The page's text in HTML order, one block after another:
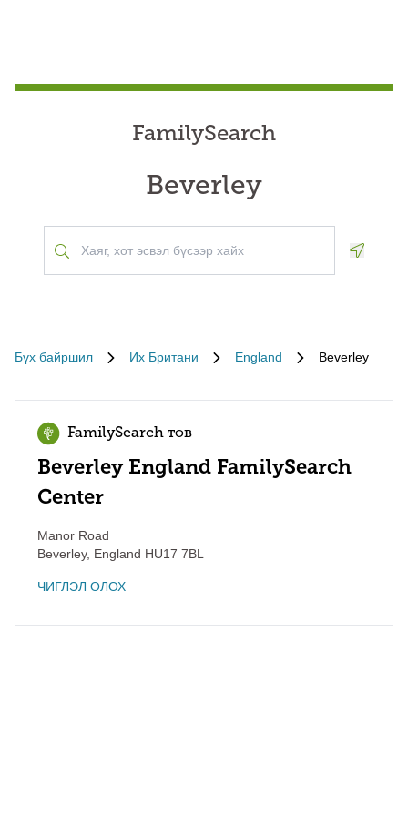
FamilySearch
Beverley
Бүх байршил Их Британи England Beverley
FamilySearch төв
Beverley England FamilySearch
Center
Manor Road
Beverley, England HU17 7BL
ЧИГЛЭЛ ОЛОХ